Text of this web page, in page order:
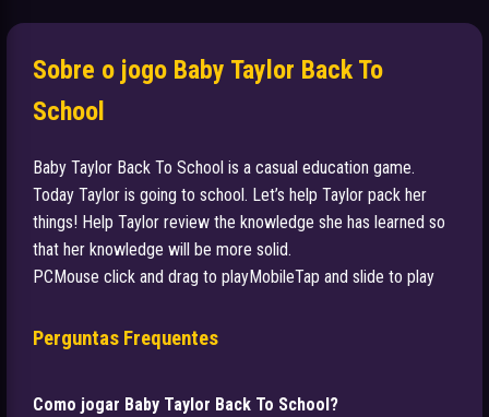
Sobre o jogo Baby Taylor Back To
School
Baby Taylor Back To School is a casual education game.
Today Taylor is going to school. Let’s help Taylor pack her
things! Help Taylor review the knowledge she has learned so
that her knowledge will be more solid.
PCMouse click and drag to playMobileTap and slide to play
Perguntas Frequentes
Como jogar Baby Taylor Back To School?